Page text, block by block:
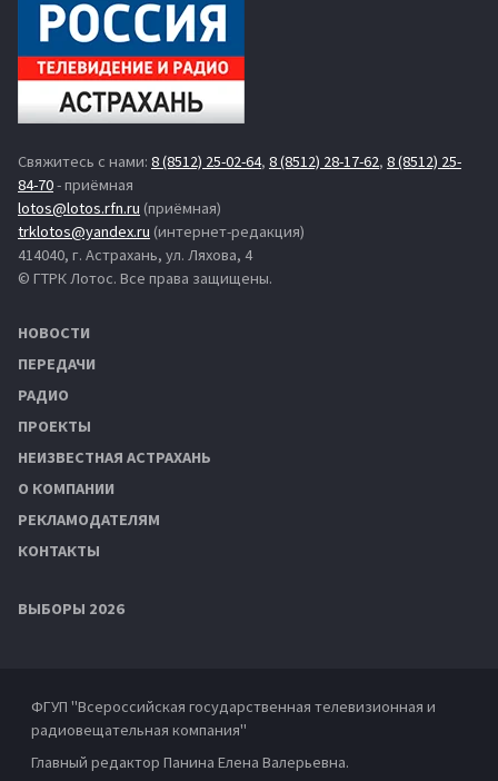
Свяжитесь с нами: 8 (8512) 25-02-64, 8 (8512) 28-17-62, 8 (8512) 25-
84-70- приёмная
lotos@lotos.rfn.ru (приёмная)
trklotos@yandex.ru (интернет-редакция)
414040, г. Астрахань, ул. Ляхова, 4
© ГТРК Лотос. Все права защищены.
НОВОСТИ
ПЕРЕДАЧИ
РАДИО
ПРОЕКТЫ
НЕИЗВЕСТНАЯ АСТРАХАНЬ
О КОМПАНИИ
РЕКЛАМОДАТЕЛЯМ
КОНТАКТЫ
ВЫБОРЫ 2026
ФГУП "Всероссийская государственная телевизионная и
радиовещательная компания"
Главный редактор Панина Елена Валерьевна.